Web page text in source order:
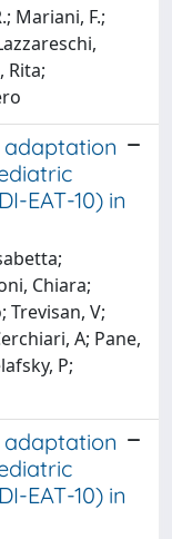
Mariani, F.;
Rita;
EAT-10) in
Chiara;
Trevisan, V;
A; Pane,
P;
EAT-10) in